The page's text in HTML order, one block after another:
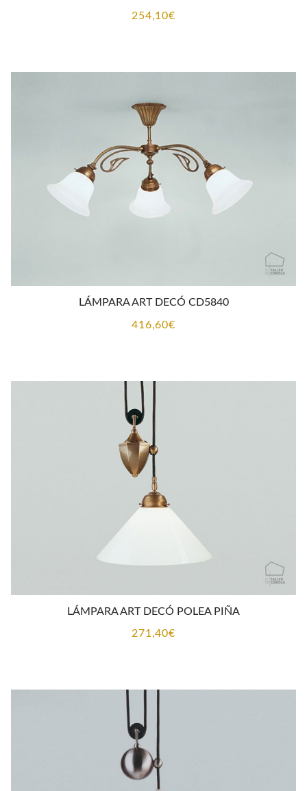
254,10€
LÁMPARA ART DECÓ CD5840
416,60€
LÁMPARA ART DECÓ POLEA PIÑA
271,40€